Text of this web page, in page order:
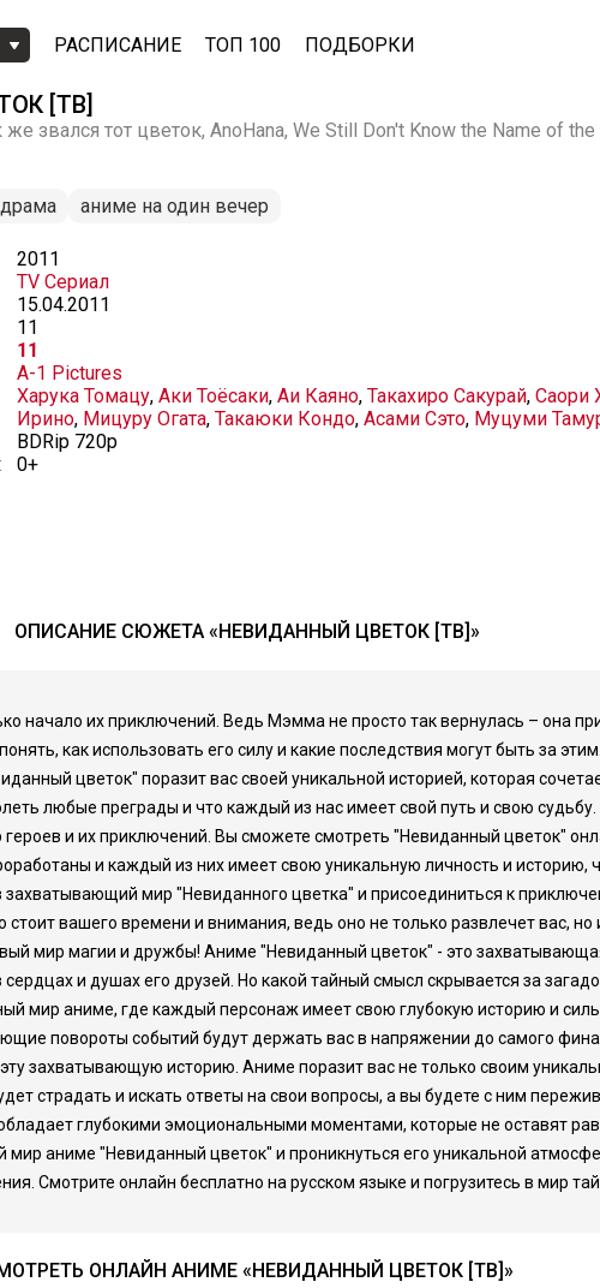
РАСПИСАНИЕ ТОП 100 ПОДБОРКИ
[ТВ]
звался тот цветок, AnoHana, We Still Don't Know the Name of the
драма аниме на один вечер
2011
TV Сериал
15.04.2011
11
11
A-1 Pictures
Харука Томацу, Аки Тоёсаки, Аи Каяно, Такахиро Сакурай, Саори
Ирино, Мицуру Огата, Такаюки Кондо, Асами Сэто, Муцуми
BDRip 720p
0+
ОПИСАНИЕ СЮЖЕТА «НЕВИДАННЫЙ ЦВЕТОК [ТВ]»
начало их приключений. Ведь Мэмма не просто так вернулась – она
как использовать его силу и какие последствия могут быть за
цветок" поразит вас своей уникальной историей, которая
любые преграды и что каждый из нас имеет свой путь и свою
и их приключений. Вы сможете смотреть "Невиданный цветок"
и каждый из них имеет свою уникальную личность и историю,
захватывающий мир "Невиданного цветка" и присоединиться к
вашего времени и внимания, ведь оно не только развлечет вас,
мир магии и дружбы! Аниме "Невиданный цветок" - это
и душах его друзей. Но какой тайный смысл скрывается за
мир аниме, где каждый персонаж имеет свою глубокую историю и
повороты событий будут держать вас в напряжении до самого
захватывающую историю. Аниме поразит вас не только своим
страдать и искать ответы на свои вопросы, а вы будете с ним
глубокими эмоциональными моментами, которые не оставят
мир аниме "Невиданный цветок" и проникнуться его уникальной
Смотрите онлайн бесплатно на русском языке и погрузитесь в мир
ОНЛАЙН АНИМЕ «НЕВИДАННЫЙ ЦВЕТОК [ТВ]»